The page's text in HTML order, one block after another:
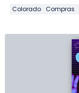
Colorado Compras